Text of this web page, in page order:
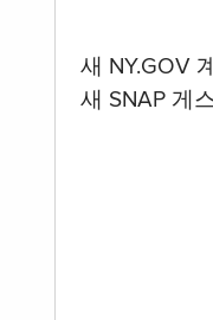
새 NY.GOV
새 SNAP 게